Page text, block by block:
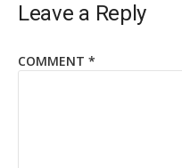
Leave a Reply
COMMENT *